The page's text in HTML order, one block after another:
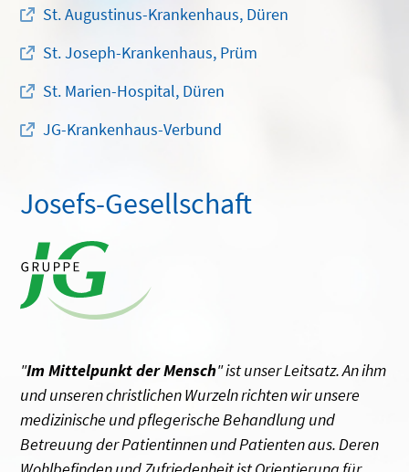
St. Augustinus-Krankenhaus, Düren
St. Joseph-Krankenhaus, Prüm
St. Marien-Hospital, Düren
JG-Krankenhaus-Verbund
Josefs-Gesellschaft
"Im Mittelpunkt der Mensch" ist unser Leitsatz. An ihm
und unseren christlichen Wurzeln richten wir unsere
medizinische und pflegerische Behandlung und
Betreuung der Patientinnen und Patienten aus. Deren